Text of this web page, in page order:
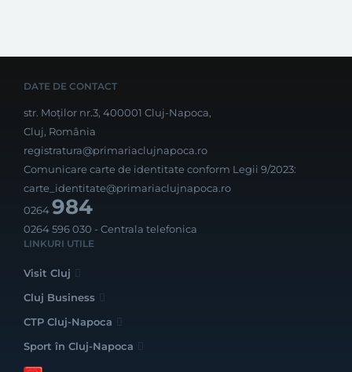
DATE DE CONTACT
str. Moților nr.3, 400001 Cluj-Napoca,
Cluj, România
registratura@primariaclujnapoca.ro
Comunicare carte de identitate conform Legii 9/2023:
carte_identitate@primariaclujnapoca.ro
0264984
0264 596 030 - Centrala telefonica
LINKURI UTILE
Visit Cluj
Cluj Business
CTP Cluj-Napoca
Sport în Cluj-Napoca